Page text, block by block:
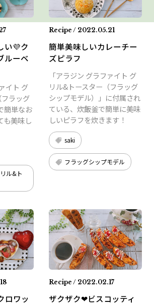
い💜ク
ルーベ
イト グ
ラッグ
簡単なお
も美味し
ル&ト
Recipe / 2022.05.21
簡単美味しいカレーチー
ズピラフ
「アラジン グラファイト グ
リル&トースター（フラッグ
シップモデル）」に付属され
ている、炊飯釜で簡単に美味
しいピラフを炊きます！
saki
フラッグシップモデル
ロワッ
Recipe / 2022.02.17
ザクザク❤︎ビスコッティ